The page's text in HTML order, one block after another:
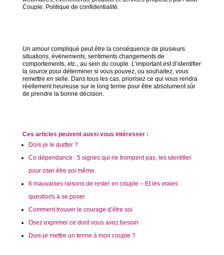
Couple. Politique de confidentialité.
Un amour compliqué peut être la conséquence de plusieurs
situations, événements, sentiments changements de
comportements, etc., au sein du couple. L’important est d’identifier
la source pour déterminer si vous pouvez, ou souhaitez, vous
remettre en selle. Dans tous les cas, priorisez ce qui vous rendra
réellement heureuse sur le long terme pour être absolument sûr
de prendre la bonne décision.
Ces articles peuvent aussi vous intéresser :
Dois-je le quitter ?
Co dépendance : 5 signes qui ne trompent pas, les identifier
pour oser être soi même.
6 mauvaises raisons de rester en couple – Et les vraies
questions à se poser
Comment trouver le courage d’être soi
Osez exprimer ce dont vous avez besoin
Dois-je mettre un terme à mon couple ?